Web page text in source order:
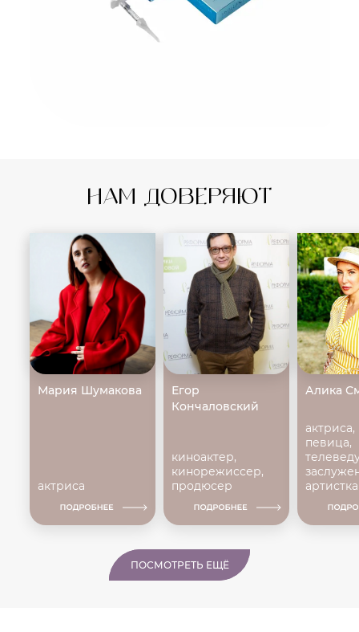
НАМ ДОВЕРЯЮТ
Мария Шумакова
актриса
Егор
Кончаловский
киноактер,
кинорежиссер,
продюсер
Алика
актриса,
певица,
ПОСМОТРЕТЬ ЕЩЁ